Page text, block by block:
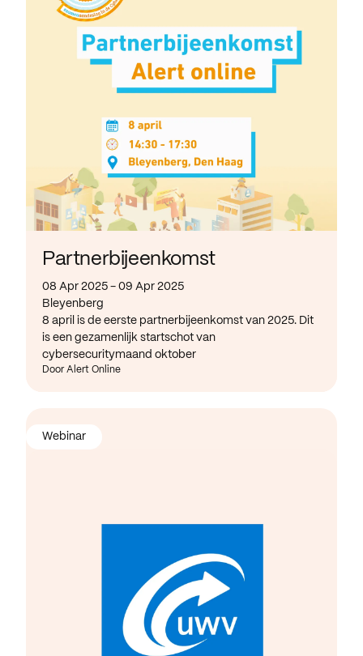
Partnerbijeenkomst
08 Apr 2025 - 09 Apr 2025
Bleyenberg
8 april is de eerste partnerbijeenkomst van 2025. Dit
is een gezamenlijk startschot van
cybersecuritymaand oktober
Door Alert Online
Webinar